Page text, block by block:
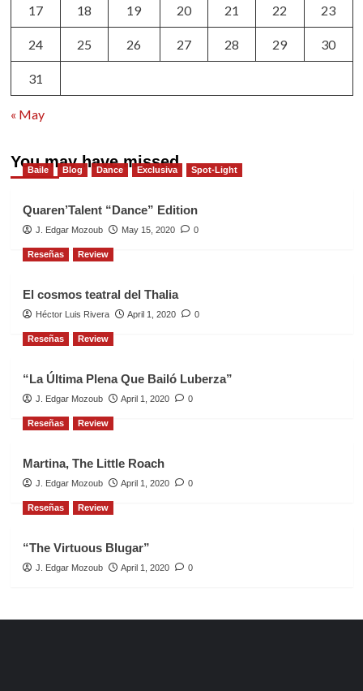
17 18 19 20 21 22 23
24 25 26 27 28 29 30
31
« May
You may have missed
Baile Blog Dance Exclusiva Spot-Light
Quaren’Talent “Dance” Edition
J. Edgar Mozoub May 15, 2020 0
Reseñas Review
El cosmos teatral del Thalia
Héctor Luis Rivera April 1, 2020 0
Reseñas Review
“La Última Plena Que Bailó Luberza”
J. Edgar Mozoub April 1, 2020 0
Reseñas Review
Martina, The Little Roach
J. Edgar Mozoub April 1, 2020 0
Reseñas Review
“The Virtuous Blugar”
J. Edgar Mozoub April 1, 2020 0